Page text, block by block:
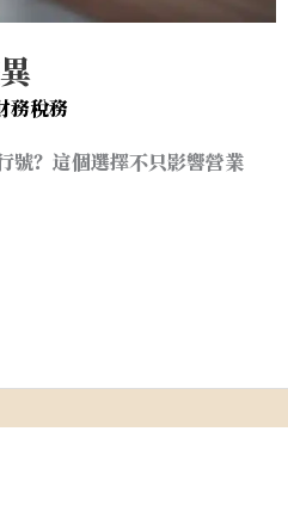
務稅務
號？這個選擇不只影響營業